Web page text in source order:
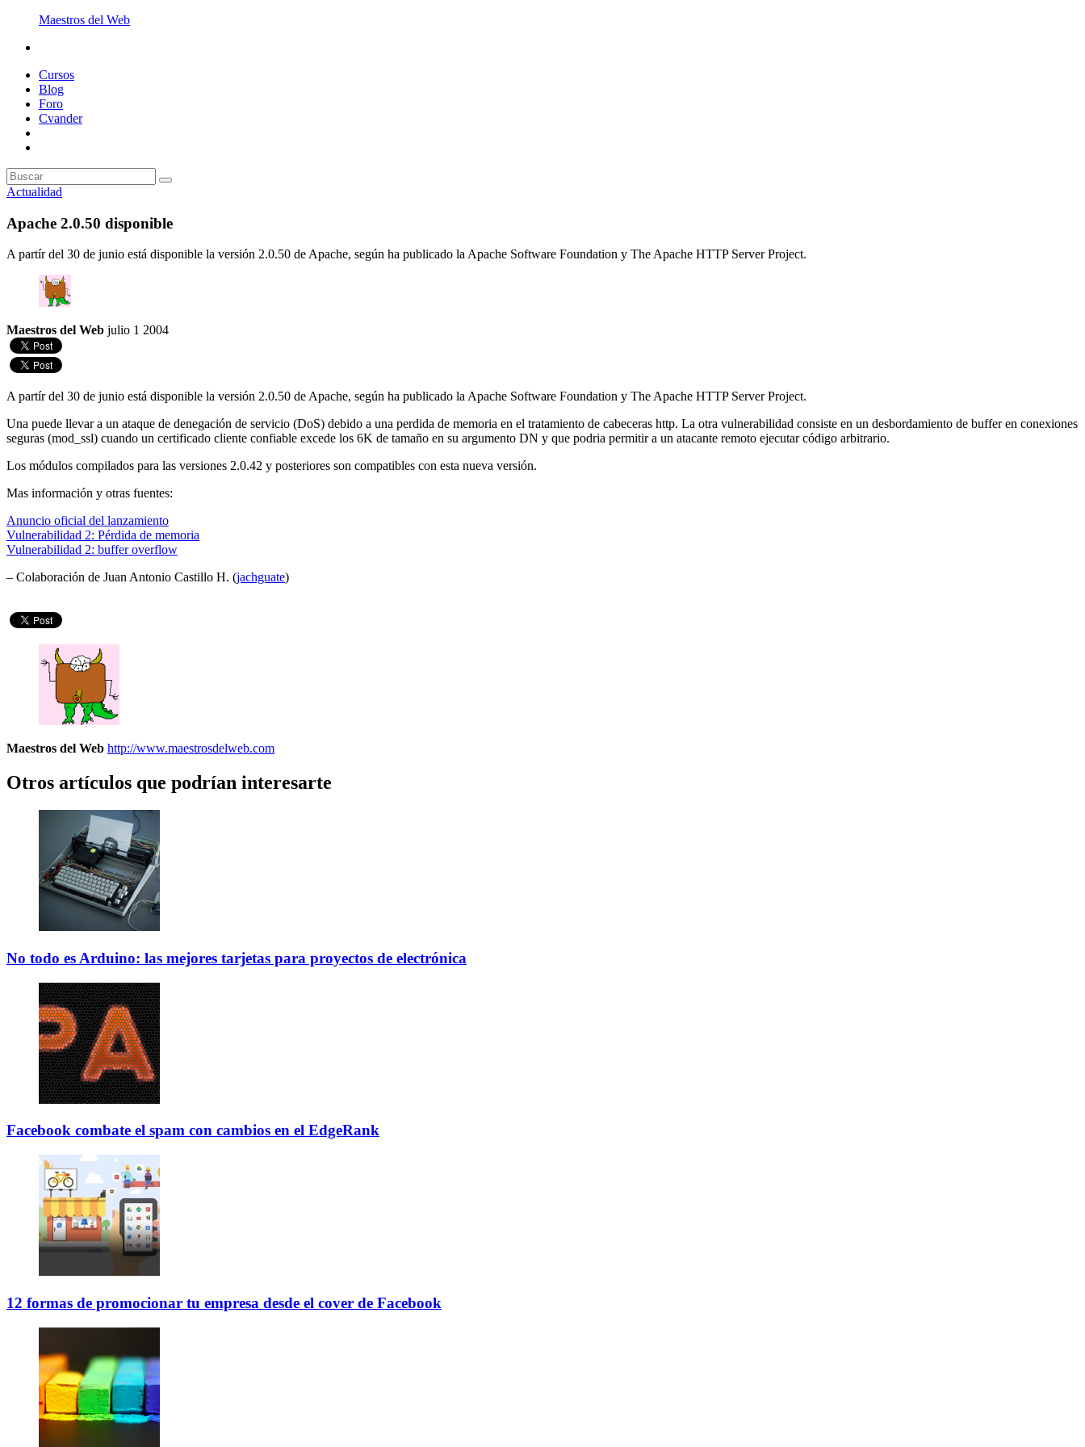
Maestros del Web
Cursos
Blog
Foro
Cvander
Actualidad
Apache 2.0.50 disponible
A partír del 30 de junio está disponible la versión 2.0.50 de Apache, según ha publicado la Apache Software Foundation y The Apache HTTP Server Project.
Maestros del Web julio 1 2004
A partír del 30 de junio está disponible la versión 2.0.50 de Apache, según ha publicado la Apache Software Foundation y The Apache HTTP Server Project.
Una puede llevar a un ataque de denegación de servicio (DoS) debido a una perdida de memoria en el tratamiento de cabeceras http. La otra vulnerabilidad consiste en un desbordamiento de buffer en conexiones
seguras (mod_ssl) cuando un certificado cliente confiable excede los 6K de tamaño en su argumento DN y que podria permitir a un atacante remoto ejecutar código arbitrario.
Los módulos compilados para las versiones 2.0.42 y posteriores son compatibles con esta nueva versión.
Mas información y otras fuentes:
Anuncio oficial del lanzamiento
Vulnerabilidad 2: Pérdida de memoria
Vulnerabilidad 2: buffer overflow
– Colaboración de Juan Antonio Castillo H. (jachguate)
Maestros del Web http://www.maestrosdelweb.com
Otros artículos que podrían interesarte
No todo es Arduino: las mejores tarjetas para proyectos de electrónica
Facebook combate el spam con cambios en el EdgeRank
12 formas de promocionar tu empresa desde el cover de Facebook